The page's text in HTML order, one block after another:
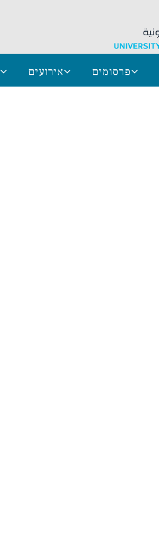
פרסומים אירועים